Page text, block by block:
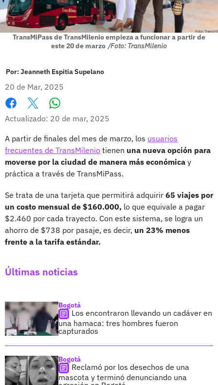
TransMiPass de TransMilenio empieza a funcionar a partir de
este 20 de marzo /Foto: TransMilenio
Por:Jeanneth Espitia Supelano
20 de Mar, 2025
Facebook
X
Actualizado: 20 de mar, 2025
A partir de finales del mes de marzo, los usuarios
frecuentes de TransMilenio tienen una nueva opción para
moverse por la ciudad de manera más económica y
práctica a través de TransMiPass.
Se trata de una tarjeta que permitirá adquirir 65 viajes por
un costo mensual de $160.000, lo que equivale a pagar
$2.460 por cada trayecto. Con este sistema, se logra un
ahorro de $738 por pasaje, es decir, un 23% menos
frente a la tarifa estándar.
Últimas noticias
Bogotá
Los encontraron llevando un cadáver en
una hamaca: tres hombres fueron
capturados
Bogotá
Reclamó por los desechos de una
mascota y terminó denunciando una